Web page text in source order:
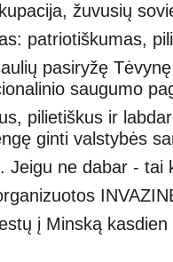
žuvusių
patriotiškumas,
pasiryžę
saugumo
pilietiškus ir
ginti valstybės
Jeigu ne dabar - tai
į Minską